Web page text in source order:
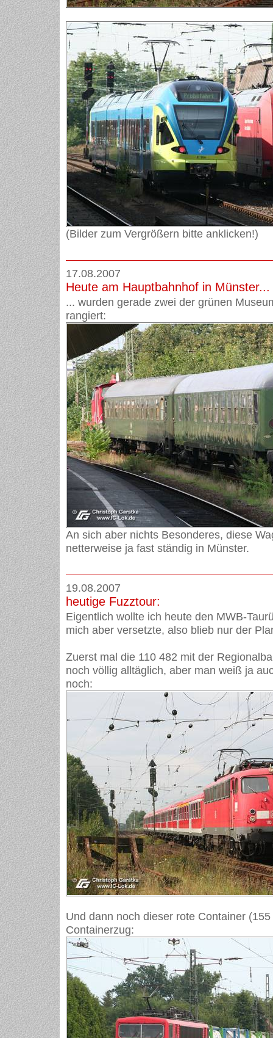
(Bilder zum Vergrößern bitte anklicken!)
17.08.2007
Heute am Hauptbahnhof in Münster...
... wurden gerade zwei der grünen
rangiert:
An sich aber nichts Besonderes, diese
netterweise ja fast ständig in Münster.
19.08.2007
heutige Fuzztour:
Eigentlich wollte ich heute den MWB-
mich aber versetzte, also blieb nur der
Zuerst mal die 110 482 mit der
noch völlig alltäglich, aber man weiß ja
noch:
Und dann noch dieser rote Container
Containerzug: